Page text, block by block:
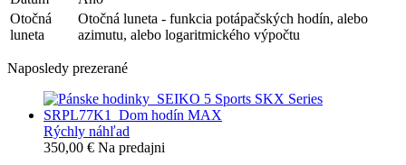
Otočná
luneta
Otočná luneta - funkcia potápačských hodín, alebo
azimutu, alebo logaritmického výpočtu
Naposledy prezerané
Rýchly náhľad
350,00 € Na predajni